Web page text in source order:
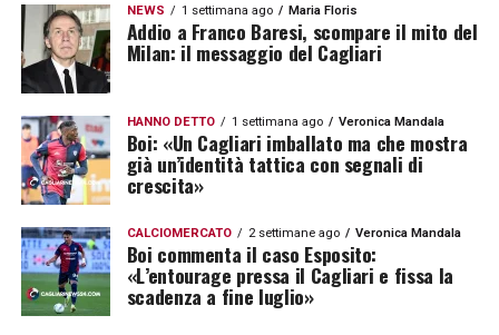
NEWS 1 settimana ago Maria Floris
Addio a Franco Baresi, scompare il mito del
Milan: il messaggio del Cagliari
HANNO DETTO 1 settimana ago Veronica Mandala
Boi: «Un Cagliari imballato ma che mostra
già un’identità tattica con segnali di
crescita»
CALCIOMERCATO 2 settimane ago Veronica Mandala
Boi commenta il caso Esposito:
«L’entourage pressa il Cagliari e fissa la
scadenza a fine luglio»